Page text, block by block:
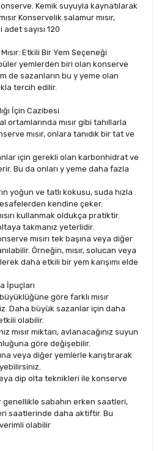
Kemik suyuyla kaynatılarak
Konservelik salamur mısır,
sayısı 120
Etkili Bir Yem Seçeneği
yemlerden biri olan konserve
de sazanların bu y yeme olan
tercih edilir.
İçin Cazibesi
ortamlarında mısır gibi tahıllarla
mısır, onlara tanıdık bir tat ve
için gerekli olan karbonhidrat ve
Bu da onları y yeme daha fazla
yoğun ve tatlı kokusu, suda hızla
kendine çeker.
kullanmak oldukça pratiktir.
takmanız yeterlidir.
mısırı tek başına veya diğer
Örneğin, mısır, solucan veya
daha etkili bir yem karışımı elde
İpuçları
göre farklı mısır
Daha büyük sazanlar için daha
olabilir.
mısır miktarı, avlanacağınız suyun
göre değişebilir.
veya diğer yemlerle karıştırarak
dip olta teknikleri ile konserve
genellikle sabahın erken saatleri,
saatlerinde daha aktiftir. Bu
olabilir